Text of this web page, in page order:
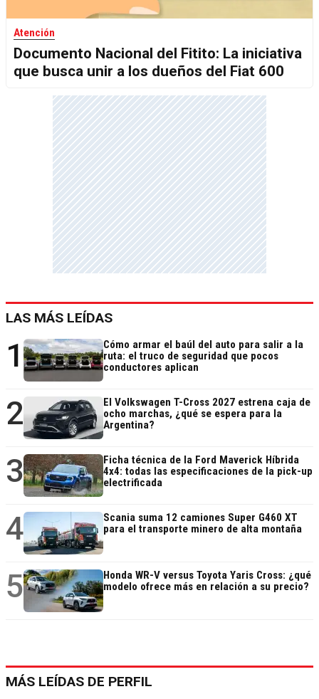
Atención
Documento Nacional del Fitito: La iniciativa
que busca unir a los dueños del Fiat 600
LAS MÁS LEÍDAS
1
Cómo armar el baúl del auto para salir a la
ruta: el truco de seguridad que pocos
conductores aplican
2
El Volkswagen T-Cross 2027 estrena caja de
ocho marchas, ¿qué se espera para la
Argentina?
3
Ficha técnica de la Ford Maverick Híbrida
4x4: todas las especificaciones de la pick-up
electrificada
4
Scania suma 12 camiones Super G460 XT
para el transporte minero de alta montaña
5
Honda WR-V versus Toyota Yaris Cross: ¿qué
modelo ofrece más en relación a su precio?
MÁS LEÍDAS DE PERFIL